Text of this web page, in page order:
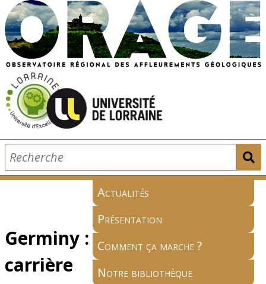
Actualités
Présentation
Comment ça marche ?
Notre bibliothèque
Germiny :
carrière